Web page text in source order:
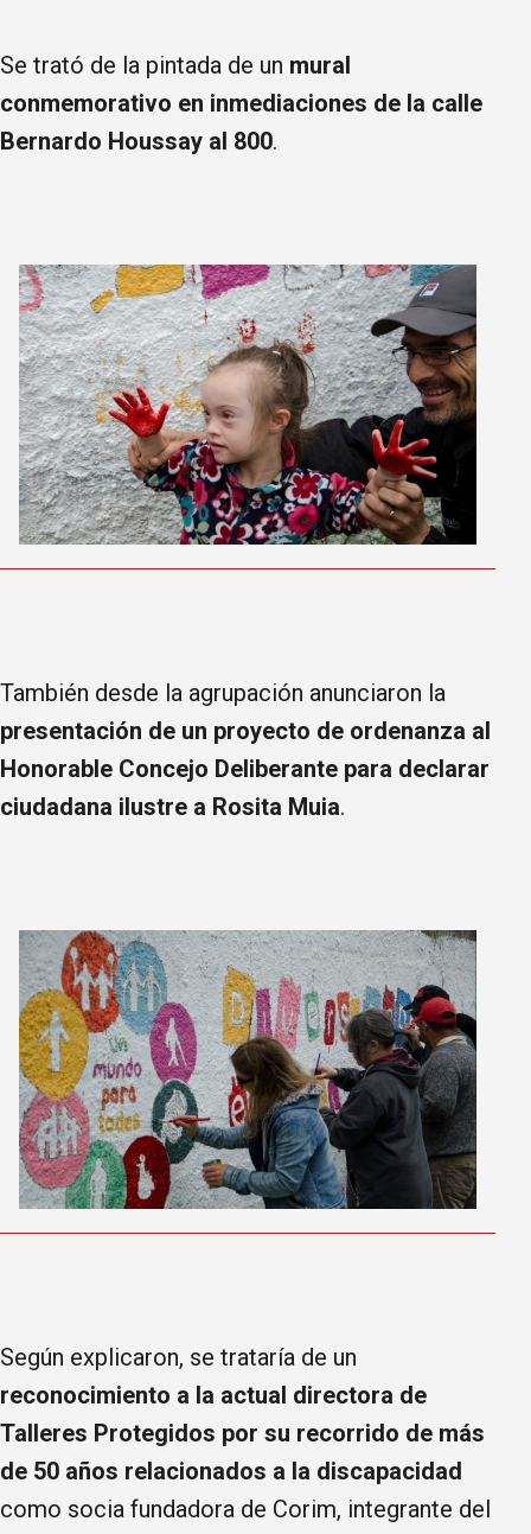
Se trató de la pintada de un mural
conmemorativo en inmediaciones de la calle
Bernardo Houssay al 800.
También desde la agrupación anunciaron la
presentación de un proyecto de ordenanza al
Honorable Concejo Deliberante para declarar
ciudadana ilustre a Rosita Muia.
Según explicaron, se trataría de un
reconocimiento a la actual directora de
Talleres Protegidos por su recorrido de más
de 50 años relacionados a la discapacidad
como socia fundadora de Corim, integrante del